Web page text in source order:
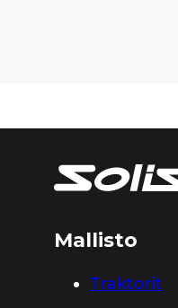
Mallisto
Traktorit